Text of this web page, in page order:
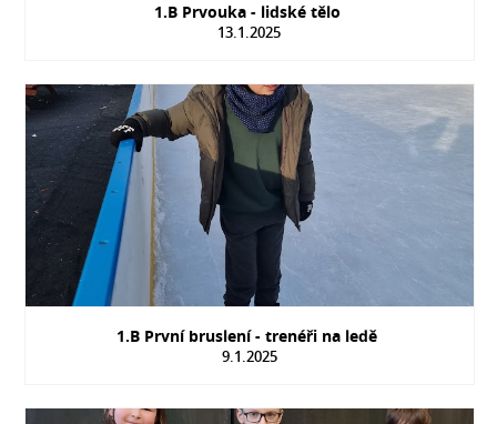
1.B Prvouka - lidské tělo
13.1.2025
1.B První bruslení - trenéři na ledě
9.1.2025